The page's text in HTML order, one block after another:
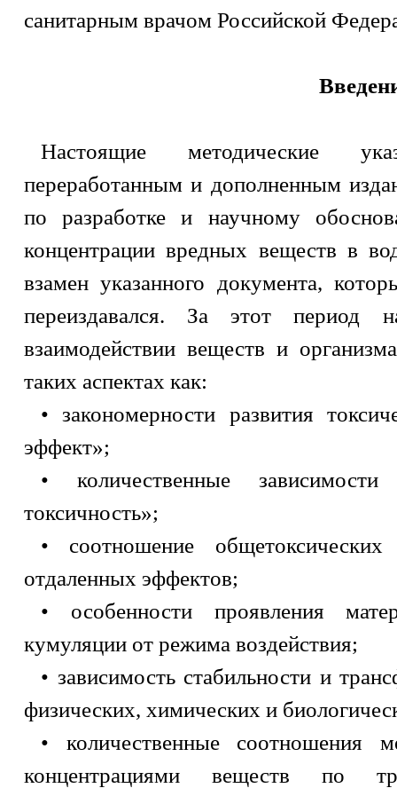
санитарным врачом Российской
Настоящие методические
переработанным и дополненным
по разработке и научному
концентрации вредных веществ в
взамен указанного документа,
переиздавался. За этот период
взаимодействии веществ и
таких аспектах как:
• закономерности развития
эффект»;
• количественные
токсичность»;
• соотношение
отдаленных эффектов;
• особенности проявления
кумуляции от режима воздействия;
• зависимость стабильности и
физических, химических и
• количественные соотношения
концентрациями веществ по